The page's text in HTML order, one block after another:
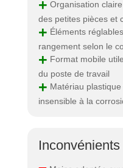
+ Organisation
des petites pièces et
+ Éléments
rangement selon le
+ Format mobile
du poste de travail
+ Matériau
insensible à la
Inconvénients